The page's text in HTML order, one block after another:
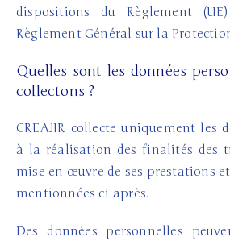
dispositions du Règlement
Règlement Général sur la
Quelles sont les données
collectons ?
CREAJIR collecte uniquement les
à la réalisation des finalités des
mise en œuvre de ses prestations
mentionnées ci-après.
Des données personnelles